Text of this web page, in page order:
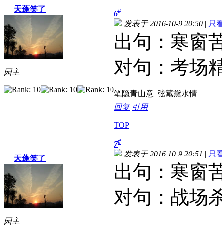
天蓬笑了
园主
6#
发表于 2016-10-9 20:50 | 只
出句：寒窗
对句：考场
笔隐青山意 弦藏黛水情
回复 引用
TOP
天蓬笑了
园主
7#
发表于 2016-10-9 20:51 | 只
出句：寒窗
对句：战场